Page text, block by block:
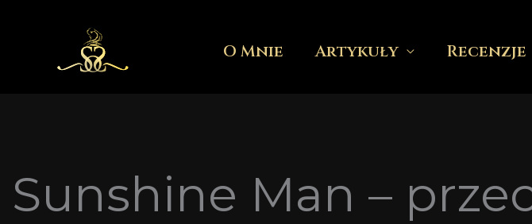
O Mnie Artykuły Recenzje
Sunshine Man –